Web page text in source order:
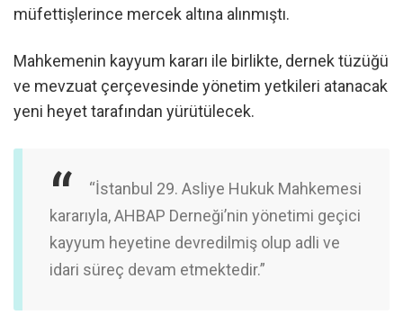
müfettişlerince mercek altına alınmıştı.
Mahkemenin kayyum kararı ile birlikte, dernek tüzüğü
ve mevzuat çerçevesinde yönetim yetkileri atanacak
yeni heyet tarafından yürütülecek.
“İstanbul 29. Asliye Hukuk Mahkemesi
kararıyla, AHBAP Derneği’nin yönetimi geçici
kayyum heyetine devredilmiş olup adli ve
idari süreç devam etmektedir.”